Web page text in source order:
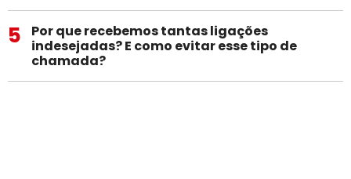
5
Por que recebemos tantas ligações
indesejadas? E como evitar esse tipo de
chamada?